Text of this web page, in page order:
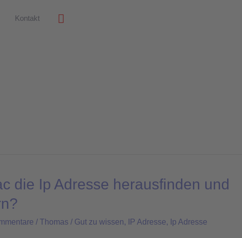
Kontakt Suchen
die Ip Adresse herausfinden und
/ Thomas / Gut zu wissen, IP Adresse, Ip Adresse